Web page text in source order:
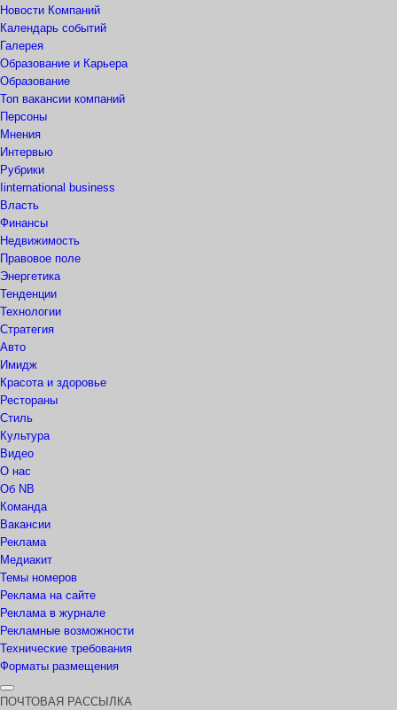
Новости Компаний
Календарь событий
Галерея
Образование и Карьера
Образование
Топ вакансии компаний
Персоны
Мнения
Интервью
Рубрики
Iinternational business
Власть
Финансы
Недвижимость
Правовое поле
Энергетика
Тенденции
Технологии
Стратегия
Авто
Имидж
Красота и здоровье
Рестораны
Стиль
Культура
Видео
О нас
Об NB
Команда
Вакансии
Реклама
Медиакит
Темы номеров
Реклама на сайте
Реклама в журнале
Рекламные возможности
Технические требования
Форматы размещения
ПОЧТОВАЯ РАССЫЛКА